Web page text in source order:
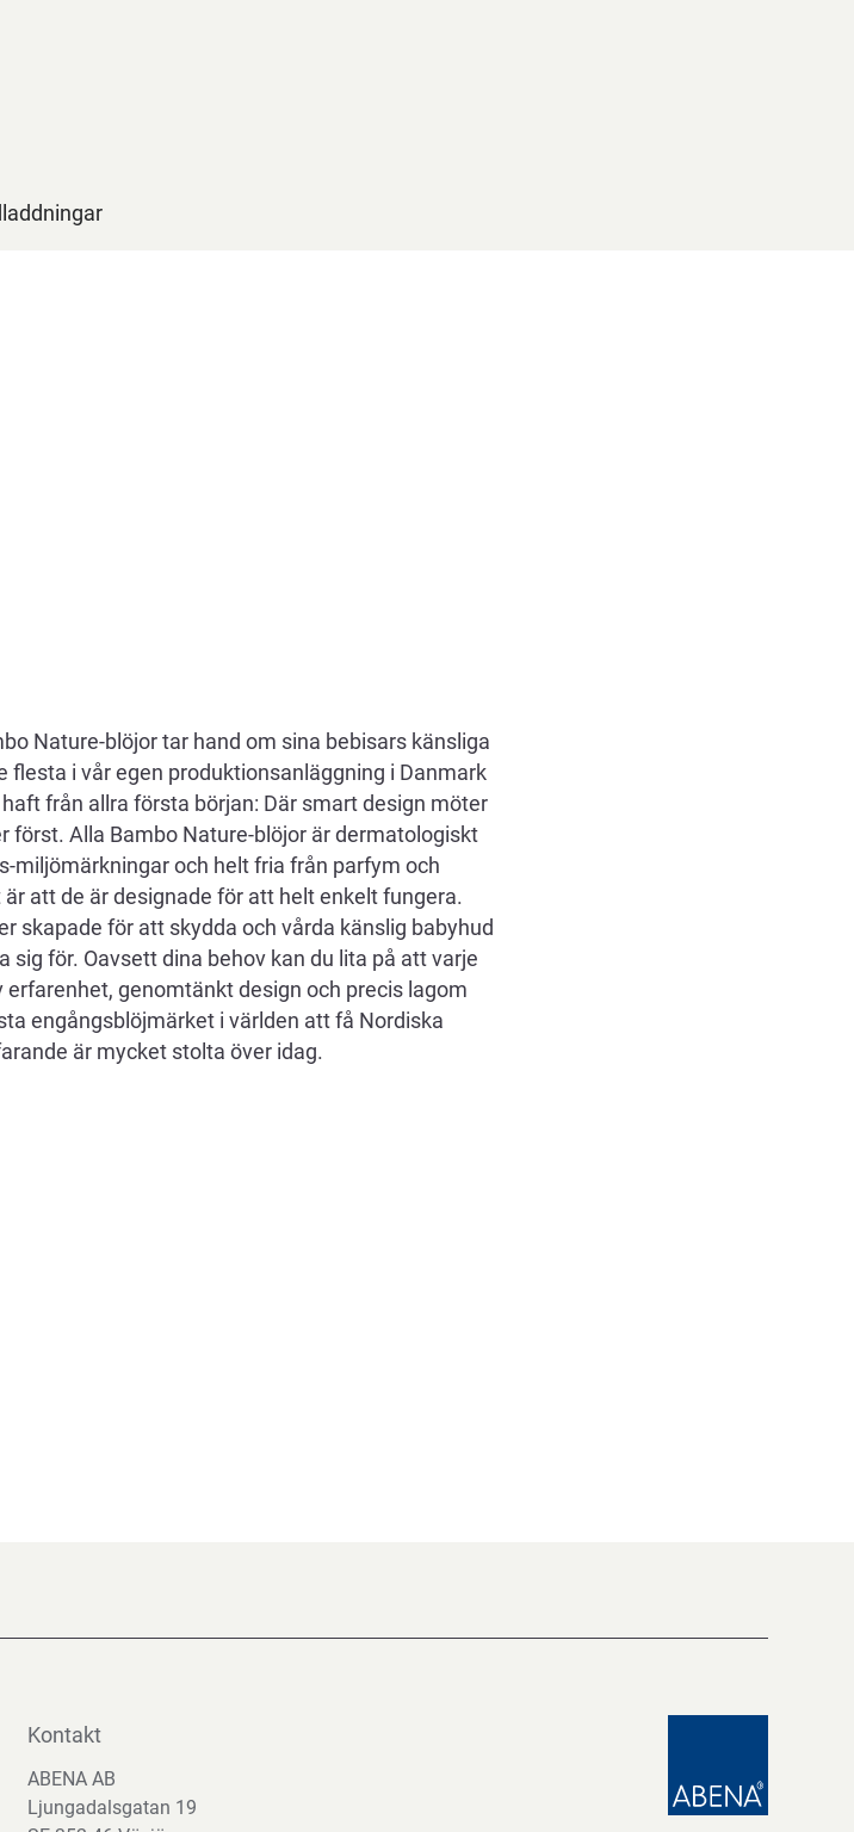
Nature-blöjor tar hand om sina bebisars känsliga
flesta i vår egen produktionsanläggning i Danmark
från allra första början: Där smart design möter
först. Alla Bambo Nature-blöjor är dermatologiskt
miljömärkningar och helt fria från parfym och
att de är designade för att helt enkelt fungera.
skapade för att skydda och vårda känslig babyhud
för. Oavsett dina behov kan du lita på att varje
genomtänkt design och precis lagom
engångsblöjmärket i världen att få Nordiska
är mycket stolta över idag.
Kontakt
ABENA AB
Ljungadalsgatan 19